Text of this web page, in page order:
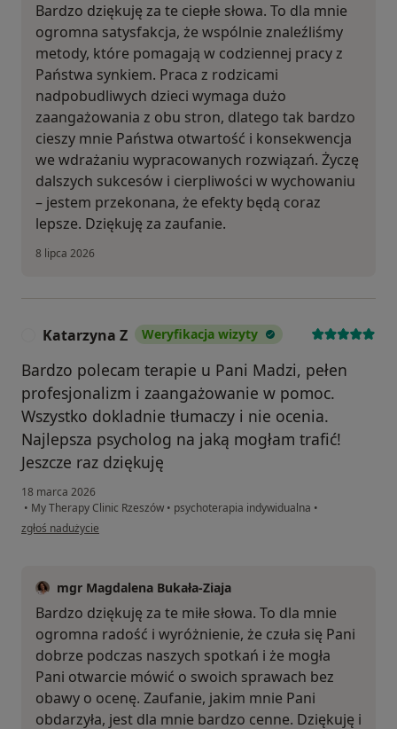
Bardzo dziękuję za te ciepłe słowa. To dla mnie
ogromna satysfakcja, że wspólnie znaleźliśmy
metody, które pomagają w codziennej pracy z
Państwa synkiem. Praca z rodzicami
nadpobudliwych dzieci wymaga dużo
zaangażowania z obu stron, dlatego tak bardzo
cieszy mnie Państwa otwartość i konsekwencja
we wdrażaniu wypracowanych rozwiązań. Życzę
dalszych sukcesów i cierpliwości w wychowaniu
– jestem przekonana, że efekty będą coraz
lepsze. Dziękuję za zaufanie.
8 lipca 2026
Katarzyna Z Weryfikacja wizyty
Bardzo polecam terapie u Pani Madzi, pełen
profesjonalizm i zaangażowanie w pomoc.
Wszystko dokladnie tłumaczy i nie ocenia.
Najlepsza psycholog na jaką mogłam trafić!
Jeszcze raz dziękuję
18 marca 2026
• My Therapy Clinic Rzeszów • psychoterapia indywidualna •
w opinii użytkownika Katarzyna Z
zgłoś nadużycie
mgr Magdalena Bukała-Ziaja
Bardzo dziękuję za te miłe słowa. To dla mnie
ogromna radość i wyróżnienie, że czuła się Pani
dobrze podczas naszych spotkań i że mogła
Pani otwarcie mówić o swoich sprawach bez
obawy o ocenę. Zaufanie, jakim mnie Pani
obdarzyła, jest dla mnie bardzo cenne. Dziękuję i